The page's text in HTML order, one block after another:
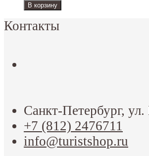
Контакты
Санкт-Петербург,
+7 (812) 2476711
info@turistshop.ru